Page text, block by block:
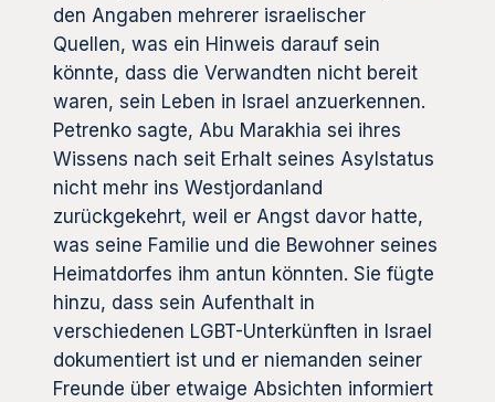
den Angaben mehrerer israelischer
Quellen, was ein Hinweis darauf sein
könnte, dass die Verwandten nicht bereit
waren, sein Leben in Israel anzuerkennen.
Petrenko sagte, Abu Marakhia sei ihres
Wissens nach seit Erhalt seines Asylstatus
nicht mehr ins Westjordanland
zurückgekehrt, weil er Angst davor hatte,
was seine Familie und die Bewohner seines
Heimatdorfes ihm antun könnten. Sie fügte
hinzu, dass sein Aufenthalt in
verschiedenen LGBT-Unterkünften in Israel
dokumentiert ist und er niemanden seiner
Freunde über etwaige Absichten informiert